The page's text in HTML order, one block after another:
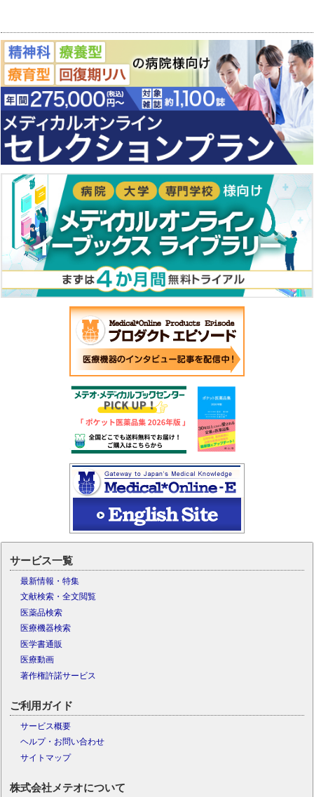
サービス一覧
最新情報・特集
文献検索・全文閲覧
医薬品検索
医療機器検索
医学書通販
医療動画
著作権許諾サービス
ご利用ガイド
サービス概要
ヘルプ・お問い合わせ
サイトマップ
株式会社メテオについて